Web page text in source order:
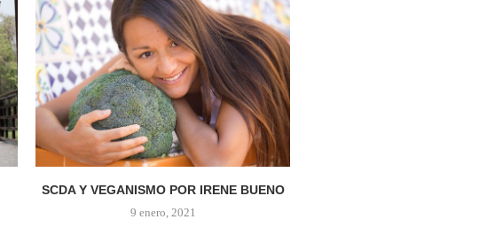
SCDA Y VEGANISMO POR IRENE BUENO
9 enero, 2021